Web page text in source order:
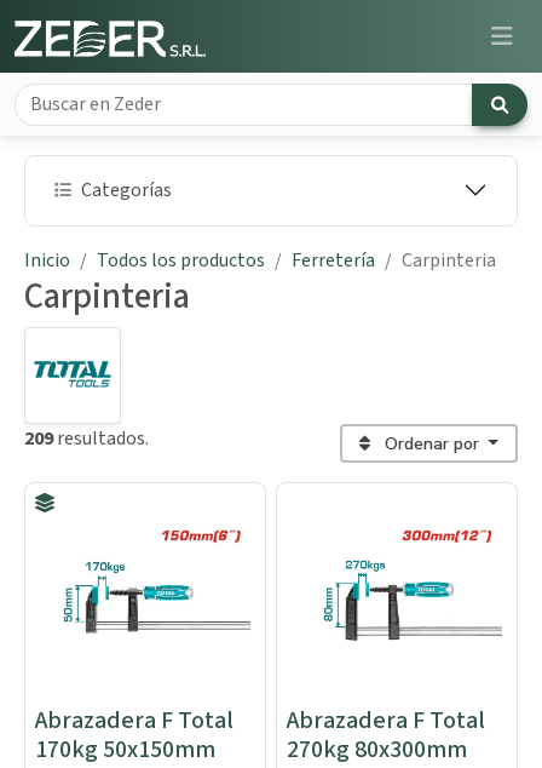
Categorías
Inicio Todos los productos Ferretería Carpinteria
Carpinteria
209resultados. Ordenar por
Abrazadera F Total
170kg 50x150mm
Abrazadera F Total
270kg 80x300mm